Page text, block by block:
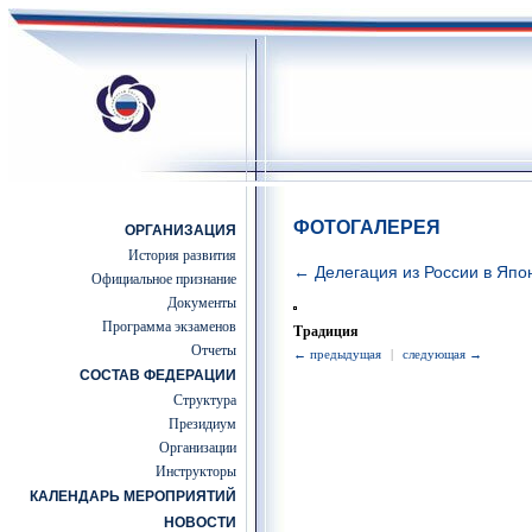
ОРГАНИЗАЦИЯ
История развития
Официальное признание
Документы
Программа экзаменов
Отчеты
СОСТАВ ФЕДЕРАЦИИ
Структура
Президиум
Организации
Инструкторы
КАЛЕНДАРЬ МЕРОПРИЯТИЙ
НОВОСТИ
ФОТОГАЛЕРЕЯ
← Делегация из России в
Традиция
← предыдущая | следующая →